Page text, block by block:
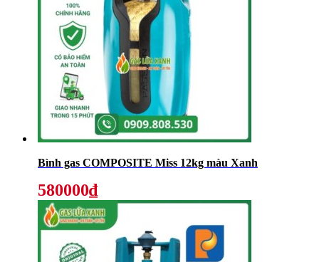
Bình gas COMPOSITE Miss 12kg màu Xanh
580000₫